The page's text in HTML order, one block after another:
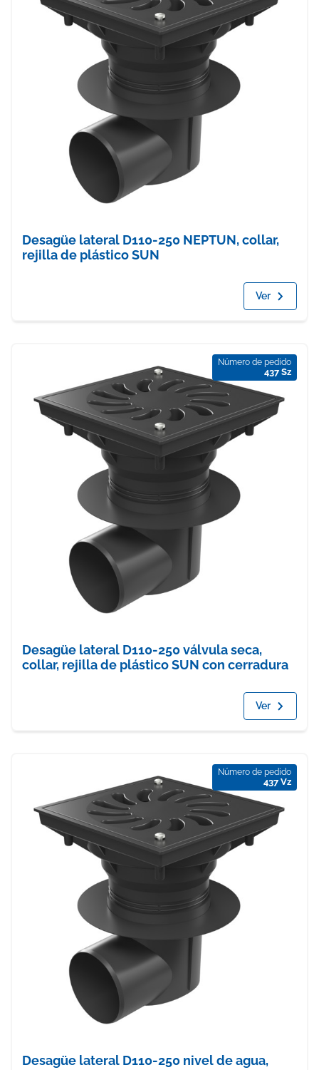
Desagüe lateral D110-250 NEPTUN, collar,
rejilla de plástico SUN
Ver
Número de pedido
437 Sz
Desagüe lateral D110-250 válvula seca,
collar, rejilla de plástico SUN con cerradura
Ver
Número de pedido
437 Vz
Desagüe lateral D110-250 nivel de agua,